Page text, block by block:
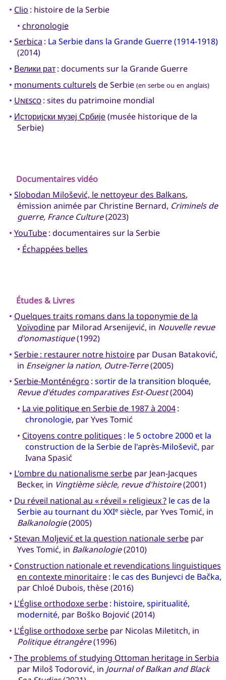
• Clio : histoire de la Serbie
• chronologie
• Serbica : La Serbie dans la Grande Guerre (1914-1918)
(2014)
• Велики рат: documents sur la Grande Guerre
• monuments culturels de Serbie (en serbe ou en anglais)
• Unesco: sites du patrimoine mondial
• Историјски музеј Србије(musée historique de la
Serbie)
Documentaires vidéo
• Slobodan Milošević, le nettoyeur des Balkans,
émission animée par Christine Bernard, Criminels de
guerre, France Culture(2023)
• YouTube: documentaires sur la Serbie
• Échappées belles
Études & Livres
• Quelques traits romans dans la toponymie de la
Voïvodinepar Milorad Arsenijević, in Nouvelle revue
d'onomastique(1992)
• Serbie : restaurer notre histoirepar Dusan Bataković,
in Enseigner la nation, Outre-Terre(2005)
• Serbie-Monténégro : sortir de la transition bloquée,
Revue d'études comparatives Est-Ouest(2004)
• La vie politique en Serbie de 1987 à 2004:
chronologie, par Yves Tomić
• Citoyens contre politiques : le 5 octobre 2000 et la
construction de la Serbie de l'après-Miloševič, par
Ivana Spasić
• L'ombre du nationalisme serbepar Jean-Jacques
Becker, in Vingtième siècle, revue d'histoire(2001)
• Du réveil national au « réveil » religieux ? le cas de la
Serbie au tournant du XXIesiècle, par Yves Tomić, in
Balkanologie(2005)
• Stevan Moljević et la question nationale serbepar
Yves Tomić, in Balkanologie(2010)
• Construction nationale et revendications linguistiques
en contexte minoritaire: le cas des Bunjevci de Bačka,
par Chloé Dubois, thèse (2016)
• L'Église orthodoxe serbe: histoire, spiritualité,
modernité, par Boško Bojović (2014)
• L'Église orthodoxe serbepar Nicolas Miletitch, in
Politique étrangère(1996)
• The problems of studying Ottoman heritage in Serbia
par Miloš Todorović, in Journal of Balkan and Black